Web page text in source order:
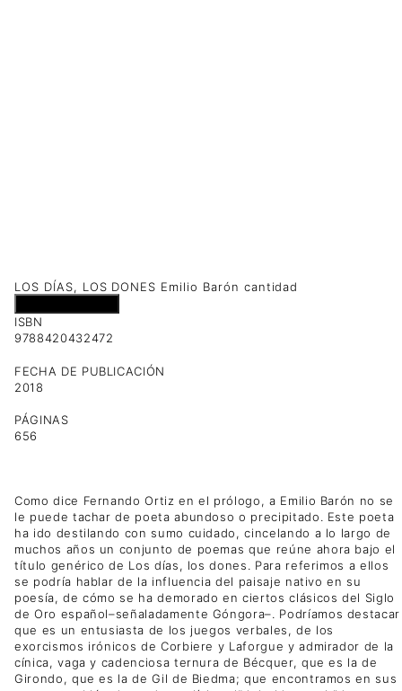
LOS DÍAS, LOS DONES Emilio Barón cantidad
ISBN
9788420432472
FECHA DE PUBLICACIÓN
2018
PÁGINAS
656
Como dice Fernando Ortiz en el prólogo, a Emilio Barón no se
le puede tachar de poeta abundoso o precipitado. Este poeta
ha ido destilando con sumo cuidado, cincelando a lo largo de
muchos años un conjunto de poemas que reúne ahora bajo el
título genérico de Los días, los dones. Para referimos a ellos
se podría hablar de la influencia del paisaje nativo en su
poesía, de cómo se ha demorado en ciertos clásicos del Siglo
de Oro español–señaladamente Góngora–. Podríamos destacar
que es un entusiasta de los juegos verbales, de los
exorcismos irónicos de Corbiere y Laforgue y admirador de la
cínica, vaga y cadenciosa ternura de Bécquer, que es la de
Girondo, que es la de Gil de Biedma; que encontramos en sus